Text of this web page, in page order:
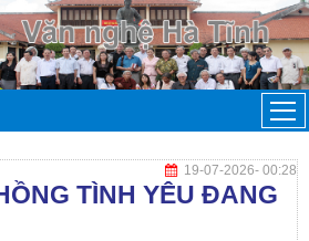
19-07-2026- 00:28
TÌNH YÊU ĐANG